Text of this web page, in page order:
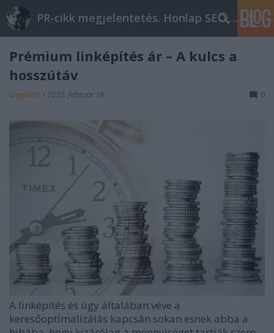
PR-cikk megjelentetés. Honlap SEO optimalizálás
Prémium linképítés ár – A kulcs a
hosszútáv
ungparty • 2020. február 16. 0
A linképítés és úgy általában véve a
keresőoptimalizálás kapcsán sokan esnek abba a